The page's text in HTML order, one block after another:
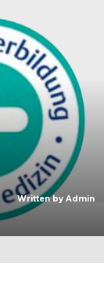
Written by Admin